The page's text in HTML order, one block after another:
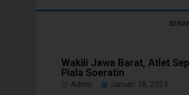
Wakili Jawa Barat, Atlet
Piala Soeratin
Admin Januari 18, 2024